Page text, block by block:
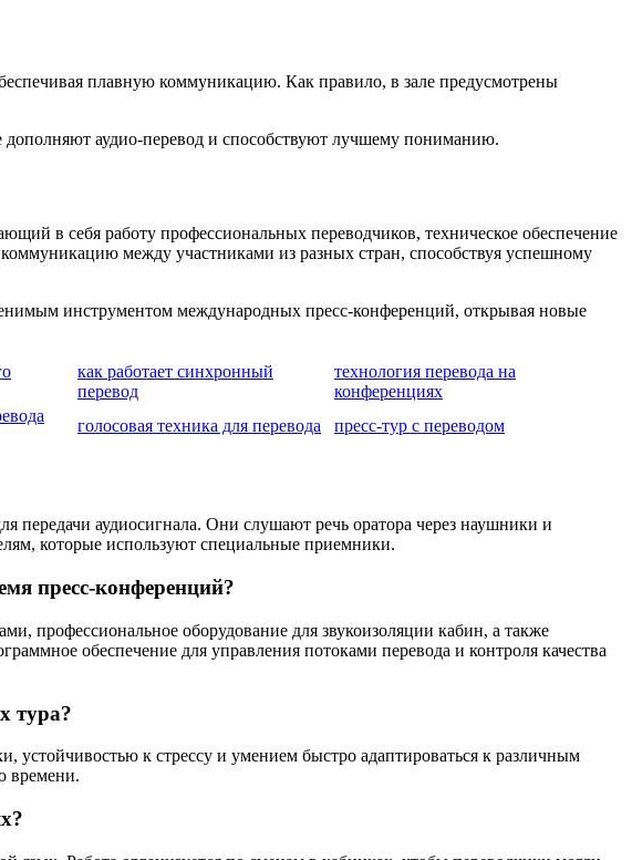
плавную коммуникацию. Как правило, в зале предусмотрены
дополняют аудио-перевод и способствуют лучшему пониманию.
в себя работу профессиональных переводчиков, техническое обеспечение
между участниками из разных стран, способствуя успешному
инструментом международных пресс-конференций, открывая новые
как работает синхронный
перевод
технология перевода на
конференциях
голосовая техника для перевода пресс-тур с переводом
передачи аудиосигнала. Они слушают речь оратора через наушники и
которые используют специальные приемники.
пресс-конференций?
профессиональное оборудование для звукоизоляции кабин, а также
обеспечение для управления потоками перевода и контроля качества
тура?
к стрессу и умением быстро адаптироваться к различным
времени.